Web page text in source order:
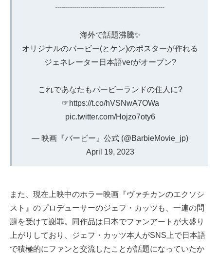
┈┈┈┈┈┈┈┈┈┈┈┈┈┈
海外で話題沸騰✨
オリジナルのバービー(とケン)のポスターが作れる
ジェネレーター日本語verがオープン?
これであなたもバービーランドの住人に?
☞https://t.co/hVSNwA7OWa
pic.twitter.com/Hojzo7oty6
— 映画『バービー』公式 (@BarbieMovie_jp)
April 19, 2023
また、現在上映中のホラー映画『ヴァチカンのエクソシ
スト』のプロデューサーのジェフ・カッツも、一連の問
題を受けて謝罪。同作品は日本でファンアートが大盛り
上がりしており、ジェフ・カッツ本人がSNS上で日本語
で積極的にファンと交流したことが話題になっていたか